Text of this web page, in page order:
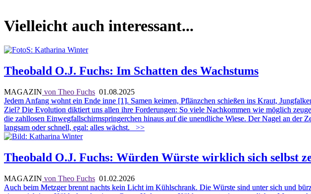
Vielleicht auch interessant...
Theobald O.J. Fuchs: Im Schatten des Wachstums
MAGAZIN von Theo Fuchs 01.08.2025
Jedem Anfang wohnt ein Ende inne [1]. Samen keimen, Pflänzchen schießen ins Kraut,
Ziel? Die Evolution diktiert uns allen ihre Forderungen: So viele Nachkommen wie möglich
die zahllosen Einwegfallschirmspringerchen hinaus auf die unendliche Wiese. Der Nagel an
langsam oder schnell, egal: alles wächst.
>>
Theobald O.J. Fuchs: Würden Würste wirklich sich selbst
MAGAZIN von Theo Fuchs 01.02.2026
Auch beim Metzger brennt nachts kein Licht im Kühlschrank. Die Würste sind unter sich und